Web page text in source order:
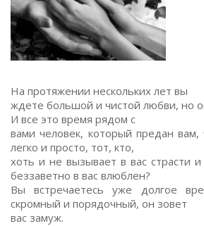
На протяжении нескольких лет вы
ждете большой и чистой любви, но
И все это время рядом с
вами человек, который предан вам,
легко и просто, тот, кто,
хоть и не вызывает в вас страсти
беззаветно в вас влюблен?
Вы встречаетесь уже долгое
скромный и порядочный, он зовет
вас замуж.